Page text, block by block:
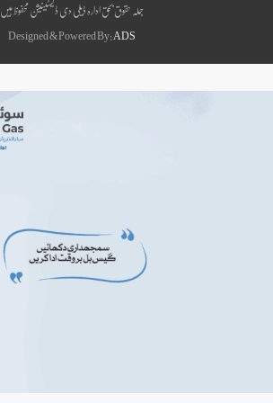
جملہ حقوق بحق ادارہ ڈیلی دی ڈیسٹینیشن محفوظ ہیں
Designed & Powered By: ADS